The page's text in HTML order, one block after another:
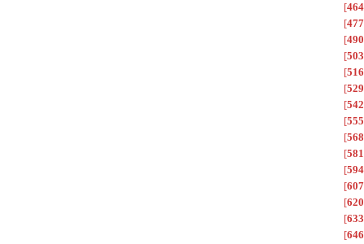
[464
[477
[490
[503
[516
[529
[542
[555
[568
[581
[594
[607
[620
[633
[646